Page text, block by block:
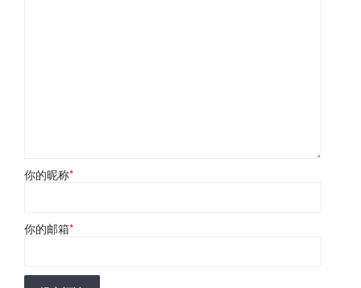
你的昵称*
你的邮箱*